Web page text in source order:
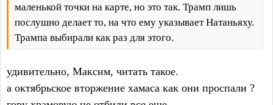
маленькой точки на карте, но это так. Трамп лишь
послушно делает то, на что ему указывает Натаньяху.
Трампа выбирали как раз для этого.
удивительно, Максим, читать такое.
а октябрьское вторжение хамаса как они проспали ?